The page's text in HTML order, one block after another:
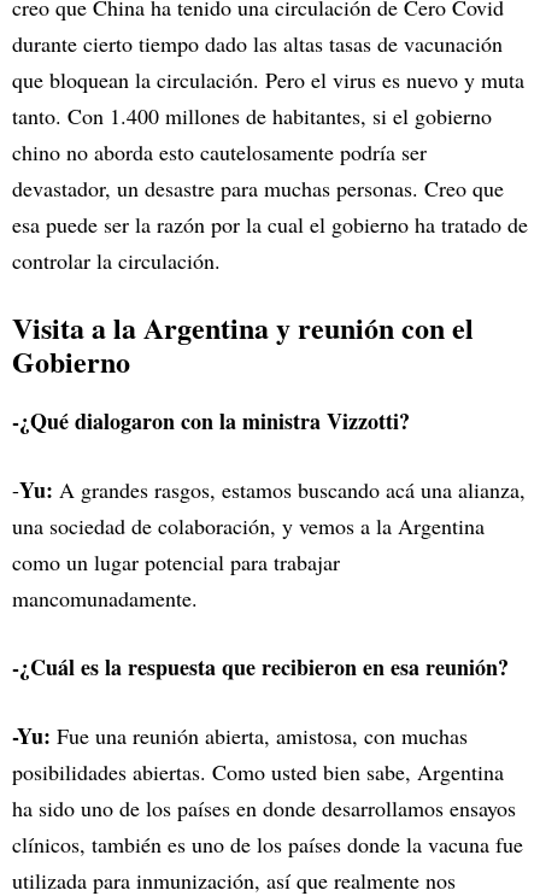
creo que China ha tenido una circulación de Cero Covid
durante cierto tiempo dado las altas tasas de vacunación
que bloquean la circulación. Pero el virus es nuevo y muta
tanto. Con 1.400 millones de habitantes, si el gobierno
chino no aborda esto cautelosamente podría ser
devastador, un desastre para muchas personas. Creo que
esa puede ser la razón por la cual el gobierno ha tratado de
controlar la circulación.
Visita a la Argentina y reunión con el
Gobierno
-¿Qué dialogaron con la ministra Vizzotti?
-Yu: A grandes rasgos, estamos buscando acá una alianza,
una sociedad de colaboración, y vemos a la Argentina
como un lugar potencial para trabajar
mancomunadamente.
-¿Cuál es la respuesta que recibieron en esa reunión?
-Yu: Fue una reunión abierta, amistosa, con muchas
posibilidades abiertas. Como usted bien sabe, Argentina
ha sido uno de los países en donde desarrollamos ensayos
clínicos, también es uno de los países donde la vacuna fue
utilizada para inmunización, así que realmente nos